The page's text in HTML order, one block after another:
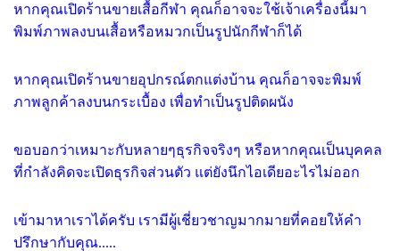
หากคุณเปิดร้านขายเสื้อกีฬา คุณก็อาจจะใช้เจ้าเครื่องนี้มา
พิมพ์ภาพลงบนเสื้อหรือหมวกเป็นรูปนักกีฬาก็ได้
หากคุณเปิดร้านขายอุปกรณ์ตกแต่งบ้าน คุณก็อาจจะพิมพ์
ภาพลูกค้าลงบนกระเบื้อง เพื่อทำเป็นรูปติดผนัง
ขอบอกว่าเหมาะกับหลายๆธุรกิจจริงๆ หรือหากคุณเป็นบุคคล
ที่กำลังคิดจะเปิดธุรกิจส่วนตัว แต่ยังนึกไอเดียอะไรไม่ออก
เข้ามาหาเราได้ครับ เรามีผู้เชี่ยวชาญมากมายที่คอยให้คำ
ปรึกษากับคุณ.....